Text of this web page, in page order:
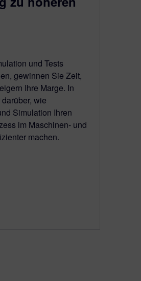
und Tests
gewinnen Sie Zeit,
Ihre Marge. In
wie
Simulation Ihren
im Maschinen- und
machen.